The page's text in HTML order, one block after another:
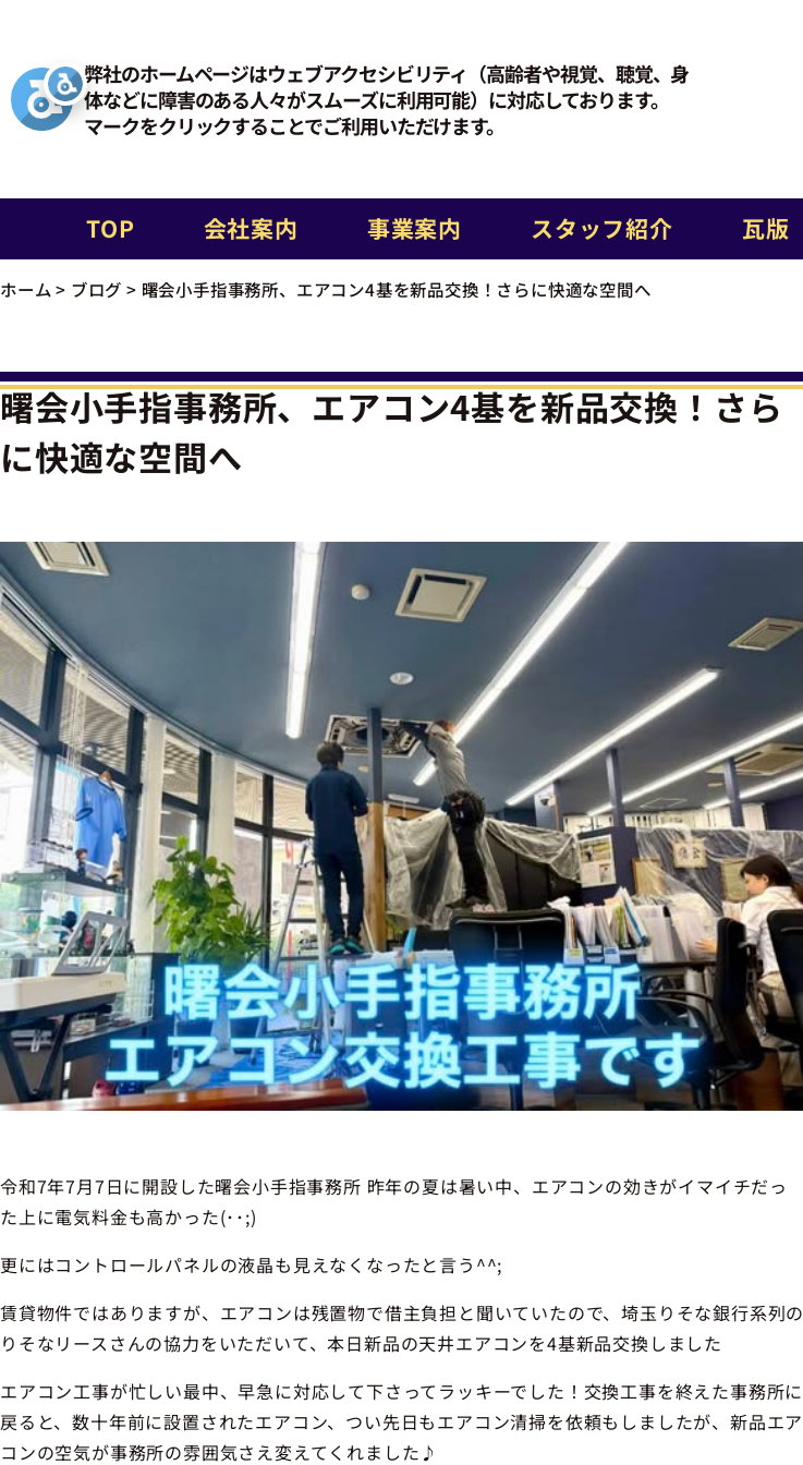
弊社のホームページはウェブアクセシビリティ（高齢者や視覚、聴覚、身
体などに障害のある人々がスムーズに利用可能）に対応しております。
マークをクリックすることでご利用いただけます。
TOP 会社案内 事業案内 スタッフ紹介 瓦版
ホーム > ブログ > 曙会小手指事務所、エアコン4基を新品交換！さらに快適な空間へ
曙会小手指事務所、エアコン4基を新品交換！さら
に快適な空間へ
令和7年7月7日に開設した曙会小手指事務所 昨年の夏は暑い中、エアコンの効きがイマイチだっ
た上に電気料金も高かった(･･;)
更にはコントロールパネルの液晶も見えなくなったと言う^^;
賃貸物件ではありますが、エアコンは残置物で借主負担と聞いていたので、埼玉りそな銀行系列の
りそなリースさんの協力をいただいて、本日新品の天井エアコンを4基新品交換しました
エアコン工事が忙しい最中、早急に対応して下さってラッキーでした！交換工事を終えた事務所に
戻ると、数十年前に設置されたエアコン、つい先日もエアコン清掃を依頼もしましたが、新品エア
コンの空気が事務所の雰囲気さえ変えてくれました♪